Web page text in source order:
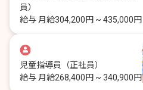
員）
給与 月給304,200円 ~ 435,000円
児童指導員
（正社員）
給与 月給268,400円 ~ 340,900円